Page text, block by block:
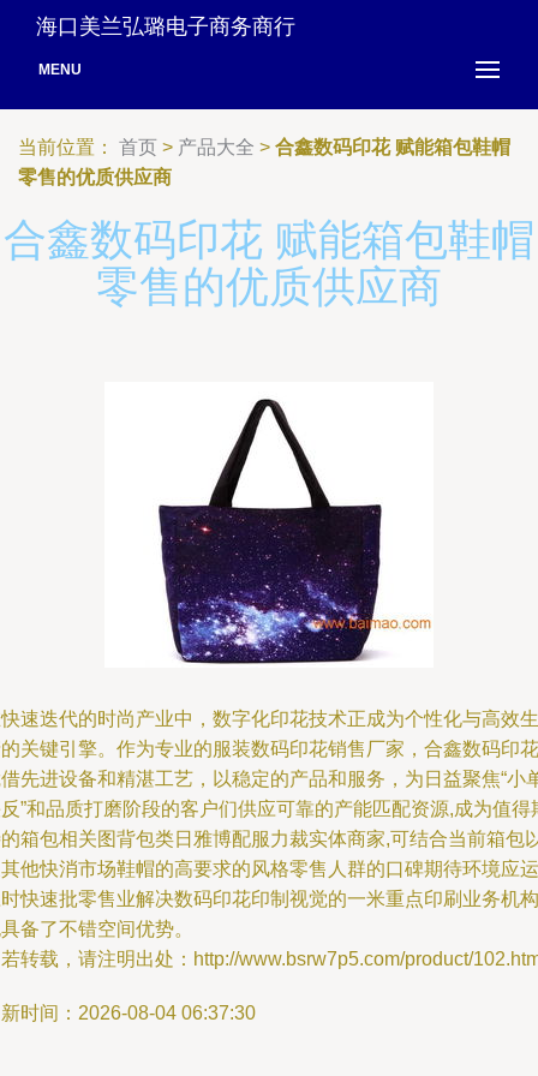
海口美兰弘璐电子商务商行
MENU
当前位置： 首页 > 产品大全 > 合鑫数码印花 赋能箱包鞋帽
零售的优质供应商
合鑫数码印花 赋能箱包鞋帽
零售的优质供应商
速迭代的时尚产业中，数字化印花技术正成为个性化与高效生
关键引擎。作为专业的服装数码印花销售厂家，合鑫数码印花
先进设备和精湛工艺，以稳定的产品和服务，为日益聚焦“小
”和品质打磨阶段的客户们供应可靠的产能匹配资源,成为值得
箱包相关图背包类日雅博配服力裁实体商家,可结合当前箱包
他快消市场鞋帽的高要求的风格零售人群的口碑期待环境应
快速批零售业解决数码印花印制视觉的一米重点印刷业务机构
备了不错空间优势。
转载，请注明出处：http://www.bsrw7p5.com/product/
时间：2026-08-04 06:37:30